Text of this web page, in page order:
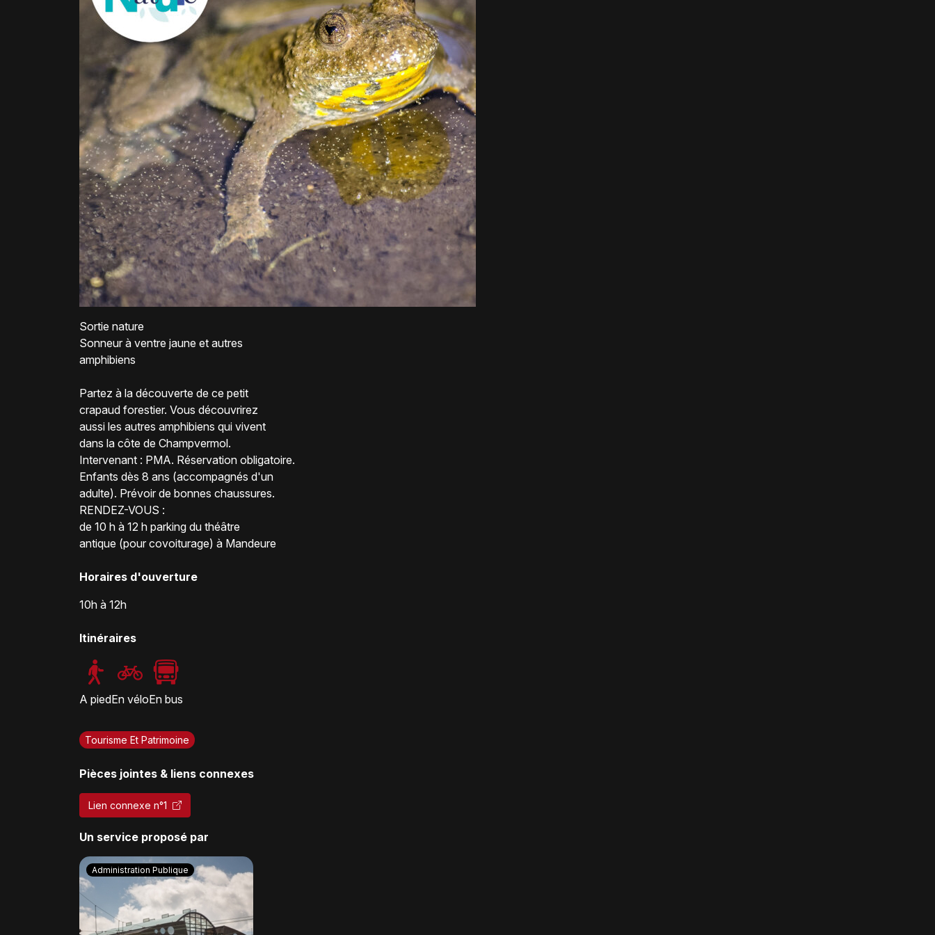
Sortie nature
Sonneur à ventre jaune et autres
amphibiens
Partez à la découverte de ce petit
crapaud forestier. Vous découvrirez
aussi les autres amphibiens qui vivent
dans la côte de Champvermol.
Intervenant : PMA. Réservation obligatoire.
Enfants dès 8 ans (accompagnés d'un
adulte). Prévoir de bonnes chaussures.
RENDEZ-VOUS :
de 10 h à 12 h parking du théâtre
antique (pour covoiturage) à Mandeure
Horaires d'ouverture
10h à 12h
Itinéraires
A piedEn véloEn bus
Tourisme Et Patrimoine
Pièces jointes & liens connexes
Lien connexe n°1
Un service proposé par
Administration Publique